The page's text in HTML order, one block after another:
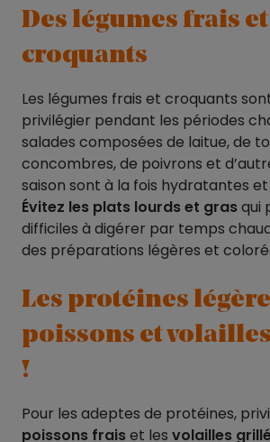
Des légumes frais et
croquants
Les légumes frais et croquants
privilégier pendant les périodes
salades composées de laitue, de
concombres, de poivrons et
saison sont à la fois hydratantes
Évitez les plats lourds et grasqui
difficiles à digérer par temps
des préparations légères et
Les protéines
poissons et
!
Pour les adeptes de protéines,
poissons fraiset les volailles